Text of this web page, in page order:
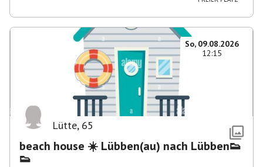
So, 09.08.2026
12:15
Lütte, 65
beach house ☀️ Lübben(au) nach Lübben👟
👟